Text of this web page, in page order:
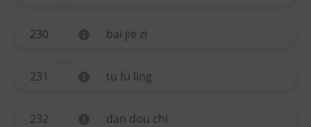
230 bai jie zi
231 tu fu ling
232 dan dou chi